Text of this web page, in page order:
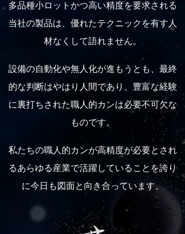
多品種小ロットかつ高い精度を要求される
当社の製品は、優れたテクニックを有す人
材なくして語れません。
設備の自動化や無人化が進もうとも、最終
的な判断はやはり人間であり、豊富な経験
に裏打ちされた職人的カンは必要不可欠な
ものです。
私たちの職人的カンが高精度が必要とされ
るあらゆる産業で活躍していることを誇り
に今日も図面と向き合っています。